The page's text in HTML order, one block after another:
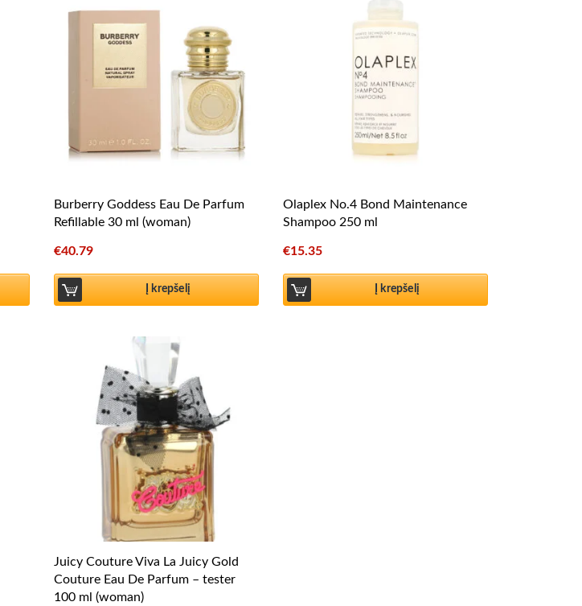
Burberry Goddess Eau De Parfum
Refillable 30 ml (woman)
€40.79
Į krepšelį
Olaplex No.4 Bond Maintenance
Shampoo 250 ml
€15.35
Į krepšelį
Juicy Couture Viva La Juicy Gold
Couture Eau De Parfum – tester
100 ml (woman)